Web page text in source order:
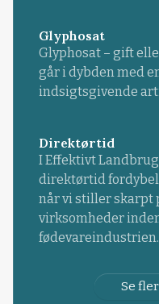
Glyphosat
Glyphosat – gift
går i dybden med
indsigtsgivende
Direktørtid
I Effektivt
direktørtid
når vi stiller skarpt
virksomheder
fødevareindustrien.
Se